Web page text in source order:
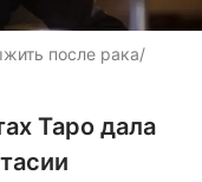
после рака/
Таро дала